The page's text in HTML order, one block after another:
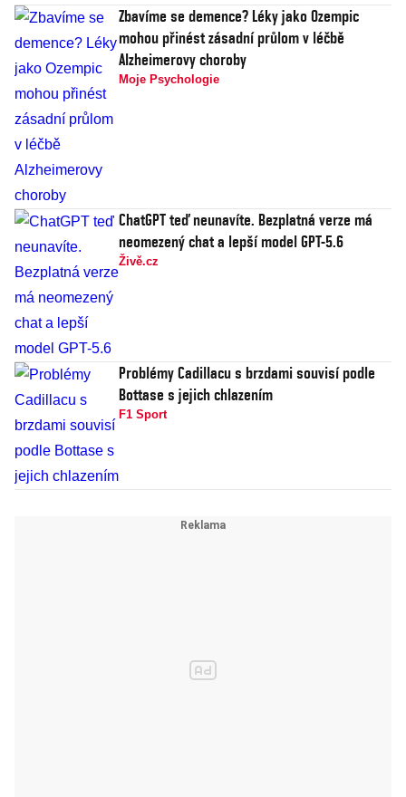
Zbavíme se demence? Léky jako Ozempic
mohou přinést zásadní průlom v léčbě
Alzheimerovy choroby
Moje Psychologie
ChatGPT teď neunavíte. Bezplatná verze má
neomezený chat a lepší model GPT-5.6
Živě.cz
Problémy Cadillacu s brzdami souvisí podle
Bottase s jejich chlazením
F1 Sport